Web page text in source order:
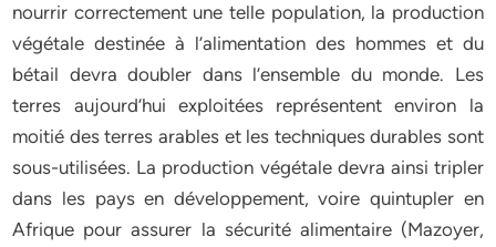
nourrir correctement une telle population, la production
végétale destinée à l’alimentation des hommes et du
bétail devra doubler dans l’ensemble du monde. Les
terres aujourd’hui exploitées représentent environ la
moitié des terres arables et les techniques durables sont
sous-utilisées. La production végétale devra ainsi tripler
dans les pays en développement, voire quintupler en
Afrique pour assurer la sécurité alimentaire (Mazoyer,